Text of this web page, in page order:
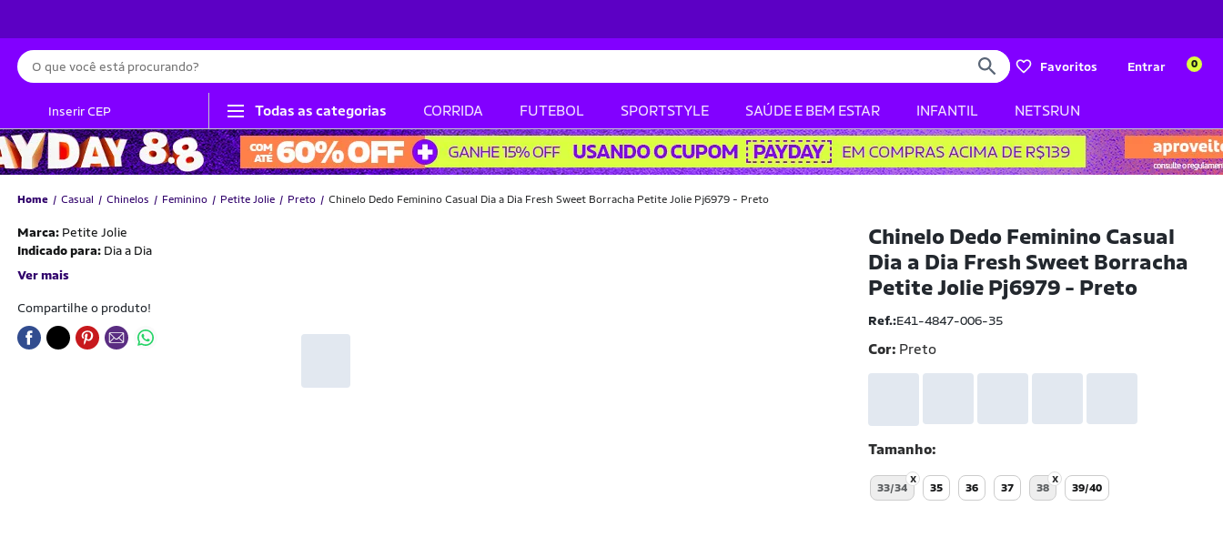
Busca
Favoritos Entrar 0
Inserir CEP Todas as categorias CORRIDA FUTEBOL SPORTSTYLE SAÚDE E BEM ESTAR INFANTIL NETSRUN
Home Casual Chinelos Feminino Petite Jolie Preto Chinelo Dedo Feminino Casual Dia a Dia Fresh Sweet Borracha Petite Jolie Pj6979 - Preto
Marca: Petite Jolie
Indicado para: Dia a Dia
Ver mais
Compartilhe o produto!
Chinelo Dedo Feminino Casual
Dia a Dia Fresh Sweet Borracha
Petite Jolie Pj6979 - Preto
Ref.:E41-4847-006-35
Cor: Preto
Tamanho
33/34 35 36 37 38 39/40